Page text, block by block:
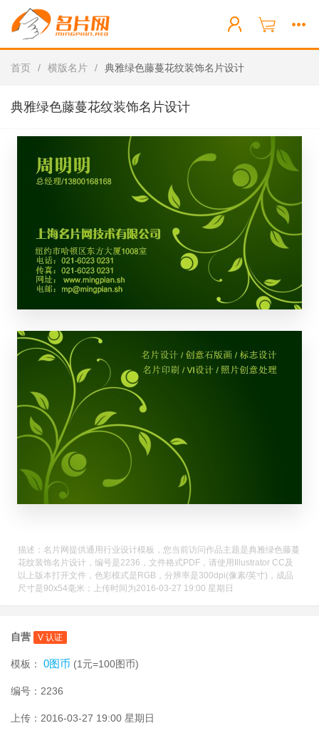
首页 / 横版名片 / 典雅绿色藤蔓花纹装饰名片设计
典雅绿色藤蔓花纹装饰名片设计
描述：名片网提供通用行业设计模板，您当前访问作品主题是典雅绿色藤蔓
花纹装饰名片设计，编号是2236，文件格式PDF，请使用Illustrator CC及
以上版本打开文件，色彩模式是RGB，分辨率是300dpi(像素/英寸)，成品
尺寸是90x54毫米；上传时间为2016-03-27 19:00 星期日
自营 V 认证
模板： 0图币 (1元=100图币)
编号：2236
上传：2016-03-27 19:00 星期日